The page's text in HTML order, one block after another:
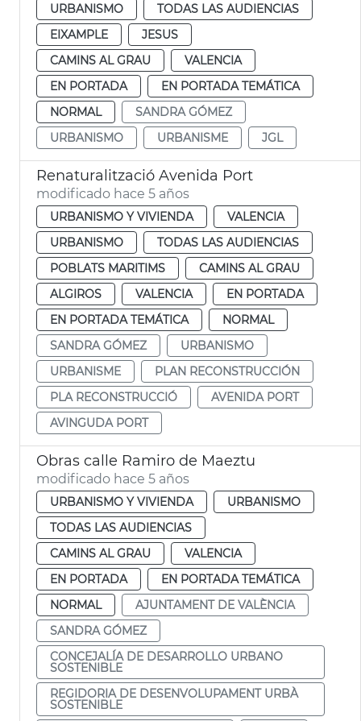
URBANISMO
TODAS LAS AUDIENCIAS
EIXAMPLE
JESUS
CAMINS AL GRAU
VALENCIA
EN PORTADA
EN PORTADA TEMÁTICA
NORMAL
SANDRA GÓMEZ
URBANISMO
URBANISME JGL
Renaturalització Avenida Port
modificado hace 5 años
URBANISMO Y VIVIENDA
VALENCIA
URBANISMO
TODAS LAS AUDIENCIAS
POBLATS MARITIMS
CAMINS AL GRAU
ALGIROS
VALENCIA
EN PORTADA
EN PORTADA TEMÁTICA
NORMAL
SANDRA GÓMEZ
URBANISMO
URBANISME
PLAN RECONSTRUCCIÓN
PLA RECONSTRUCCIÓ
AVENIDA PORT
AVINGUDA PORT
Obras calle Ramiro de Maeztu
modificado hace 5 años
URBANISMO Y VIVIENDA
URBANISMO
TODAS LAS AUDIENCIAS
CAMINS AL GRAU
VALENCIA
EN PORTADA
EN PORTADA TEMÁTICA
NORMAL
AJUNTAMENT DE VALÈNCIA
SANDRA GÓMEZ
CONCEJALÍA DE DESARROLLO URBANO
SOSTENIBLE
REGIDORIA DE DESENVOLUPAMENT URBÀ
SOSTENIBLE